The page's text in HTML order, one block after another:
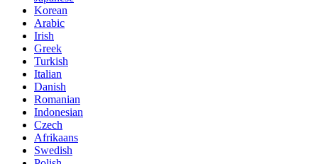
Korean
Arabic
Irish
Greek
Turkish
Italian
Danish
Romanian
Indonesian
Czech
Afrikaans
Swedish